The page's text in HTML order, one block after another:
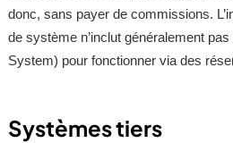
donc, sans payer de commissions.
de système n’inclut généralement
System) pour fonctionner via des
Systèmes tiers